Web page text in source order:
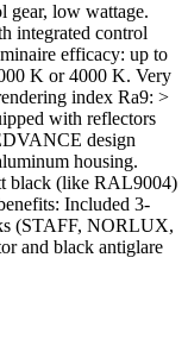
gear, low wattage.
integrated control
efficacy: up to
K or 4000 K. Very
index Ra9: >
with reflectors
design
housing.
black (like RAL9004)
Included 3-
(STAFF, NORLUX,
and black antiglare